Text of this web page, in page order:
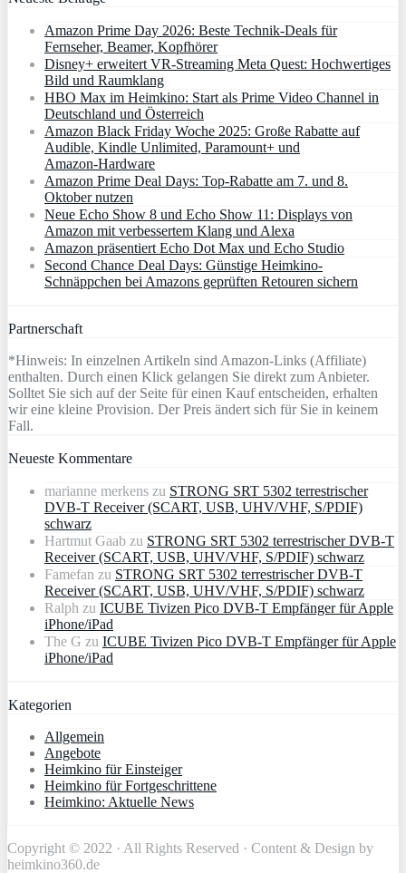
Amazon Prime Day 2026: Beste Technik-Deals für
Fernseher, Beamer, Kopfhörer
Disney+ erweitert VR‑Streaming Meta Quest: Hochwertiges
Bild und Raumklang
HBO Max im Heimkino: Start als Prime Video Channel in
Deutschland und Österreich
Amazon Black Friday Woche 2025: Große Rabatte auf
Audible, Kindle Unlimited, Paramount+ und
Amazon‑Hardware
Amazon Prime Deal Days: Top-Rabatte am 7. und 8.
Oktober nutzen
Neue Echo Show 8 und Echo Show 11: Displays von
Amazon mit verbessertem Klang und Alexa
Amazon präsentiert Echo Dot Max und Echo Studio
Second Chance Deal Days: Günstige Heimkino-
Schnäppchen bei Amazons geprüften Retouren sichern
Partnerschaft
*Hinweis: In einzelnen Artikeln sind Amazon-Links (Affiliate)
enthalten. Durch einen Klick gelangen Sie direkt zum Anbieter.
Solltet Sie sich auf der Seite für einen Kauf entscheiden, erhalten
wir eine kleine Provision. Der Preis ändert sich für Sie in keinem
Fall.
Neueste Kommentare
marianne merkens zu STRONG SRT 5302 terrestrischer
DVB-T Receiver (SCART, USB, UHV/VHF, S/PDIF)
schwarz
Hartmut Gaab zu STRONG SRT 5302 terrestrischer DVB-T
Receiver (SCART, USB, UHV/VHF, S/PDIF) schwarz
Famefan zu STRONG SRT 5302 terrestrischer DVB-T
Receiver (SCART, USB, UHV/VHF, S/PDIF) schwarz
Ralph zu ICUBE Tivizen Pico DVB-T Empfänger für Apple
iPhone/iPad
The G zu ICUBE Tivizen Pico DVB-T Empfänger für Apple
iPhone/iPad
Kategorien
Allgemein
Angebote
Heimkino für Einsteiger
Heimkino für Fortgeschrittene
Heimkino: Aktuelle News
Copyright © 2022 · All Rights Reserved · Content & Design by
heimkino360.de